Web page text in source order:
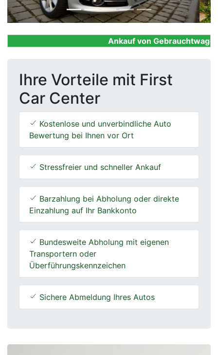
Ankauf von
Ihre Vorteile mit First
Car Center
Kostenlose und unverbindliche Auto
Bewertung bei Ihnen vor Ort
Stressfreier und schneller Ankauf
Barzahlung bei Abholung oder direkte
Einzahlung auf Ihr Bankkonto
Bundesweite Abholung mit eigenen
Transportern oder
Überführungskennzeichen
Sichere Abmeldung Ihres Autos